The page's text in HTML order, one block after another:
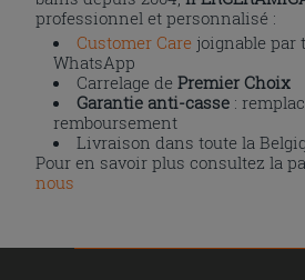
professionnel et personnalisé :
Customer Care joignable par
WhatsApp
Carrelage dePremier Choix
Garantie anti-casse :
remboursement
Livraison dans toute la
Pour en savoir plus consultez la
nous